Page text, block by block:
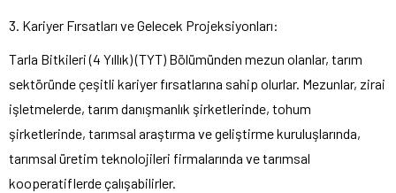
3. Kariyer Fırsatları ve Gelecek Projeksiyonları:
Tarla Bitkileri (4 Yıllık) (TYT) Bölümünden mezun olanlar, tarım
sektöründe çeşitli kariyer fırsatlarına sahip olurlar. Mezunlar, zirai
işletmelerde, tarım danışmanlık şirketlerinde, tohum
şirketlerinde, tarımsal araştırma ve geliştirme kuruluşlarında,
tarımsal üretim teknolojileri firmalarında ve tarımsal
kooperatiflerde çalışabilirler.